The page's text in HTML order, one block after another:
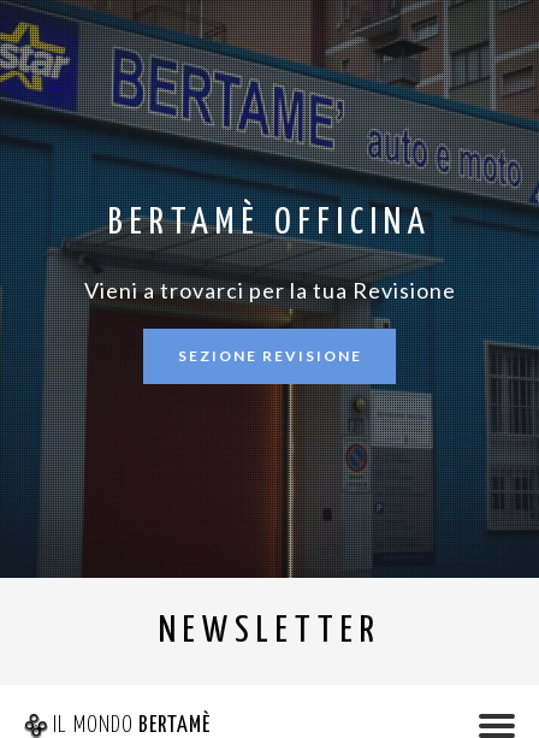
BERTAMÈ OFFICINA
Vieni a trovarci per la tua Revisione
SEZIONE REVISIONE
NEWSLETTER
IL MONDO BERTAMÈ